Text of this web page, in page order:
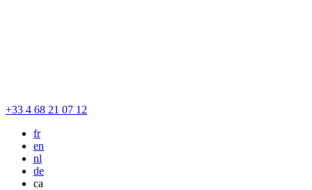
+33 4 68 21 07 12
fr
en
nl
de
ca